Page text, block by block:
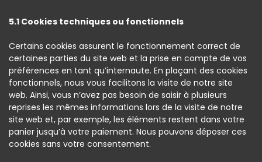
5.1 Cookies techniques ou fonctionnels
Certains cookies assurent le fonctionnement correct de
certaines parties du site web et la prise en compte de vos
préférences en tant qu’internaute. En plaçant des cookies
fonctionnels, nous vous facilitons la visite de notre site
web. Ainsi, vous n’avez pas besoin de saisir à plusieurs
reprises les mêmes informations lors de la visite de notre
site web et, par exemple, les éléments restent dans votre
panier jusqu’à votre paiement. Nous pouvons déposer ces
cookies sans votre consentement.